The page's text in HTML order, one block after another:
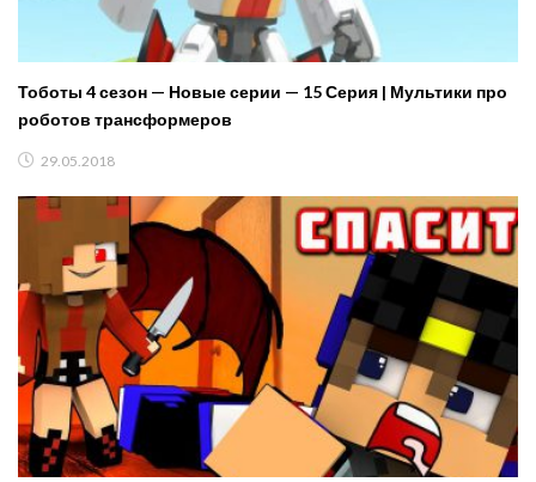
Тоботы 4 сезон — Новые серии — 15 Серия | Мультики про
роботов трансформеров
29.05.2018